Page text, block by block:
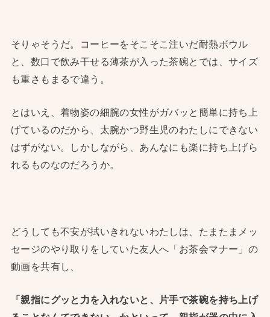
そりゃそうだ。コーヒーをそこそこ注いだ耐熱ボウル
と、数口で飲み干せる薄茶が入った茶碗とでは、サイズ
も重さもまるで違う。
とはいえ、着物姿の細腕の女性がガバッと簡単に持ち上
げているのだから、太腕かつ野生児のわたしにできない
はずがない。しかしながら、あんなにも楽に持ち上げら
れるものなのだろうか。
どうしても不安が拭いきれないわたしは、たまたまメッ
セージのやり取りをしていた友人へ「お茶会マナー」の
動画を共有し、
「親指にグッと力を入れないと、片手で茶碗を持ち上げ